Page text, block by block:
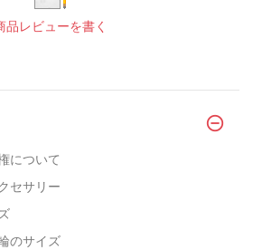
品レビューを書く
について
セサリー
のサイズ